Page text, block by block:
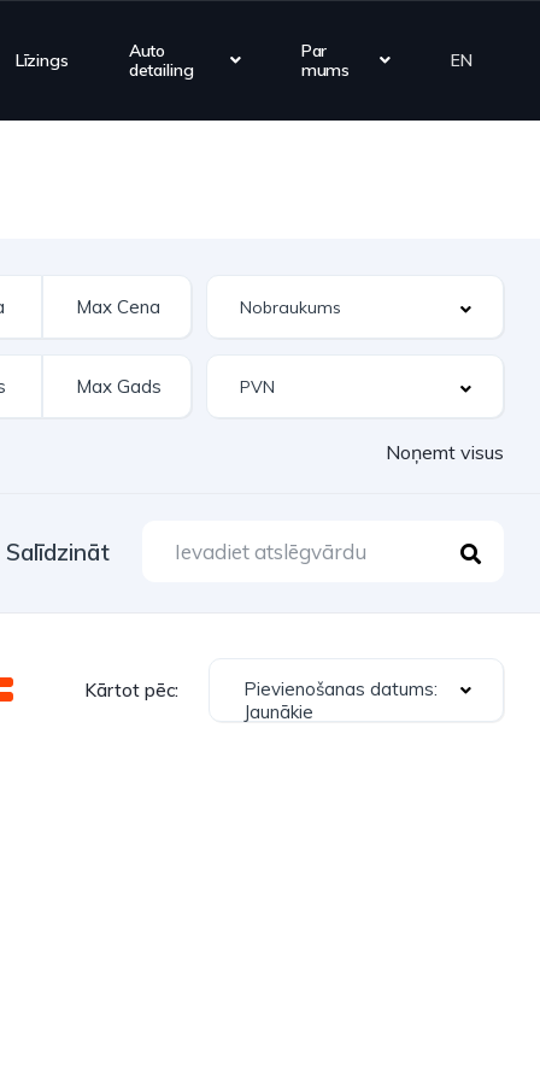
Līzings
Auto
detailing
Par
mums
EN
Noņemt visus
Salīdzināt
Kārtot pēc:
Pievienošanas datums:
Jaunākie